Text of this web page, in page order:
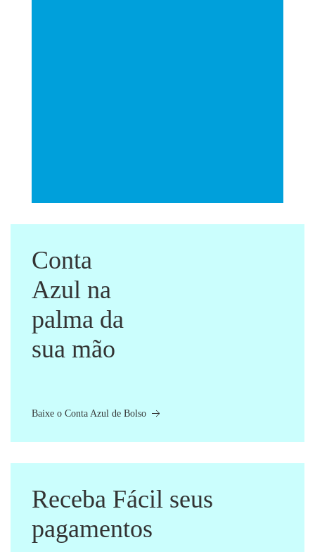
Conta
Azul na
palma da
sua mão
Baixe o Conta Azul de Bolso
Receba Fácil seus
pagamentos